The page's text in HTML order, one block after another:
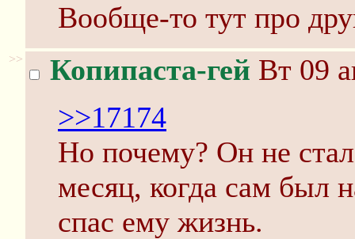
Вообще-то тут про
>> Копипаста-гей Вт 09
>>17174
Но почему? Он не стал
месяц, когда сам был
спас ему жизнь.